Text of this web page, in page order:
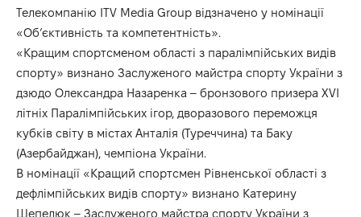
Телекомпанію ITV Media Group відзначено у номінації
«Об’єктивність та компетентність».
«Кращим спортсменом області з паралімпійських видів
спорту» визнано Заслуженого майстра спорту України з
дзюдо Олександра Назаренка – бронзового призера XVI
літніх Паралімпійських ігор, дворазового переможця
кубків світу в містах Анталія (Туреччина) та Баку
(Азербайджан), чемпіона України.
В номінації «Кращий спортсмен Рівненської області з
дефлімпійських видів спорту» визнано Катерину
Шепелюк – Заслуженого майстра спорту України з